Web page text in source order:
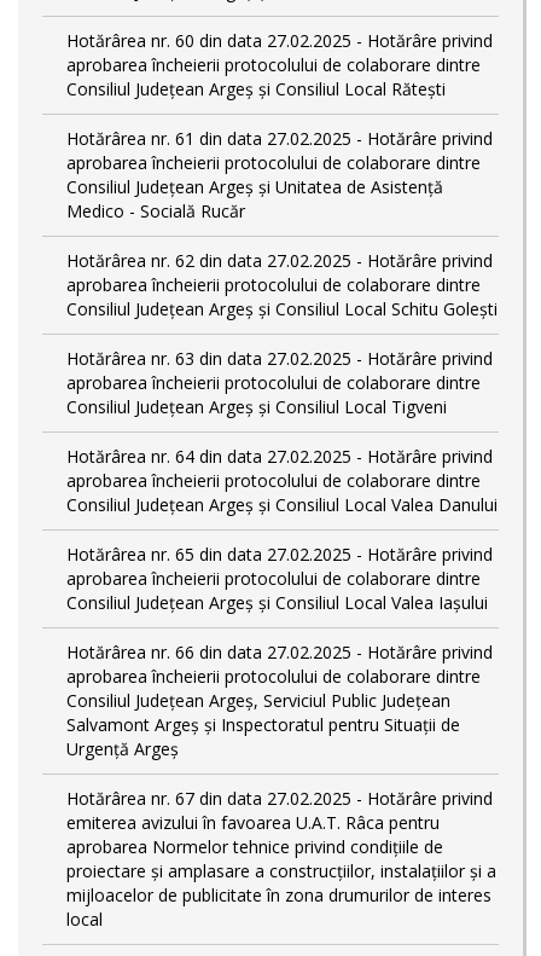
Hotărârea nr. 60 din data 27.02.2025 - Hotărâre privind
aprobarea încheierii protocolului de colaborare dintre
Consiliul Județean Argeș și Consiliul Local Rătești
Hotărârea nr. 61 din data 27.02.2025 - Hotărâre privind
aprobarea încheierii protocolului de colaborare dintre
Consiliul Județean Argeș și Unitatea de Asistență
Medico - Socială Rucăr
Hotărârea nr. 62 din data 27.02.2025 - Hotărâre privind
aprobarea încheierii protocolului de colaborare dintre
Consiliul Județean Argeș și Consiliul Local Schitu Golești
Hotărârea nr. 63 din data 27.02.2025 - Hotărâre privind
aprobarea încheierii protocolului de colaborare dintre
Consiliul Județean Argeș și Consiliul Local Tigveni
Hotărârea nr. 64 din data 27.02.2025 - Hotărâre privind
aprobarea încheierii protocolului de colaborare dintre
Consiliul Județean Argeș și Consiliul Local Valea Danului
Hotărârea nr. 65 din data 27.02.2025 - Hotărâre privind
aprobarea încheierii protocolului de colaborare dintre
Consiliul Județean Argeș și Consiliul Local Valea Iașului
Hotărârea nr. 66 din data 27.02.2025 - Hotărâre privind
aprobarea încheierii protocolului de colaborare dintre
Consiliul Județean Argeș, Serviciul Public Județean
Salvamont Argeș și Inspectoratul pentru Situații de
Urgență Argeș
Hotărârea nr. 67 din data 27.02.2025 - Hotărâre privind
emiterea avizului în favoarea U.A.T. Râca pentru
aprobarea Normelor tehnice privind condiţiile de
proiectare şi amplasare a construcţiilor, instalaţiilor şi a
mijloacelor de publicitate în zona drumurilor de interes
local